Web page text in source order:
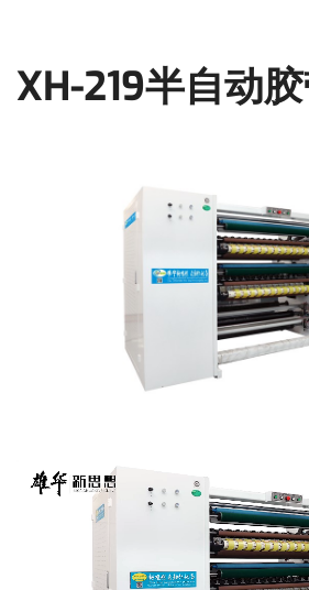
XH-219半自动